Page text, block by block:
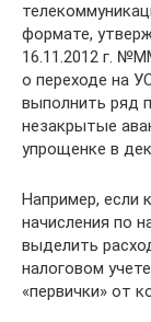
формате,
16.11.2012 г.
о переходе на
выполнить ряд
незакрытые
упрощенке в
Например, если
начисления по
выделить
налоговом
«первички» от